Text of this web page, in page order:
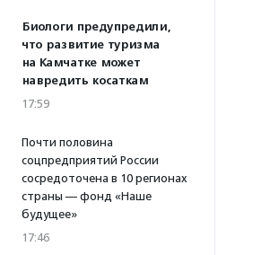
Биологи предупредили,
что развитие туризма
на Камчатке может
навредить косаткам
17:59
Почти половина
соцпредприятий России
сосредоточена в 10 регионах
страны — фонд «Наше
будущее»
17:46